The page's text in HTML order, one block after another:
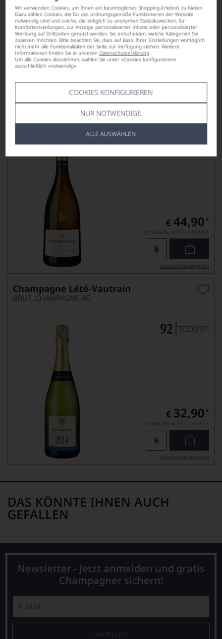
Wir verwenden Cookies, um Ihnen ein bestmögliches Shopping-Erlebnis zu bieten.
Dazu zählen Cookies, die für das ordnungsgemäße Funktionieren der Website
notwendig sind und solche, die lediglich zu anonymen Statistikzwecken, für
Komforteinstellungen, zur Anzeige personalisierter Inhalte oder personalisierter
Werbung auf Drittseiten genutzt werden. Sie entscheiden, welche Kategorien Sie
zulassen möchten. Bitte beachten Sie, dass auf Basis Ihrer Einstellungen womöglich
nicht mehr alle Funktionalitäten der Seite zur Verfügung stehen. Weitere
Informationen finden Sie in unseren Datenschutzerklärung.
Um alle Cookies abzulehnen, wählen Sie unter »Cookies konfigurieren«
ausschließlich »notwendig«.
COOKIES KONFIGURIEREN
NUR NOTWENDIGE
ALLE AUSWÄHLEN
€52,90
pro Flasche (0.75l), € 70,53
Champagne Philipponnat Réserve
Perpetuelle
BRUT, CHAMPAGNE AC
€ 44,90 *
pro Flasche (0.75l), € 59,87/L
Lebensmittel­angaben
Champagne Lété-Vautrain
BRUT, CHAMPAGNE AC
€ 32,90 *
pro Flasche (0.75l), € 43,87/L
Lebensmittel­angaben
DAS KÖNNTE IHNEN AUCH
GEFALLEN
Newsletter - Jetzt anmelden und gratis
Champagner sichern!
ANMELDEN